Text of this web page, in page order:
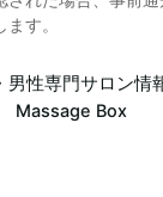
す。
男性専門サロン情
Massage Box